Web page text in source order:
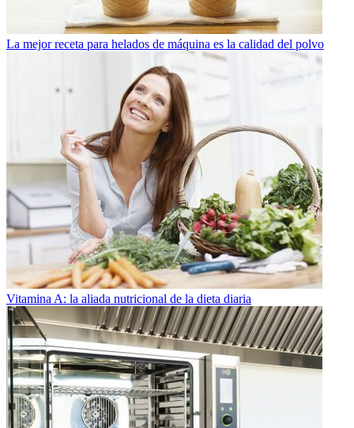
La mejor receta para helados de máquina es la calidad del polvo
Vitamina A: la aliada nutricional de la dieta diaria